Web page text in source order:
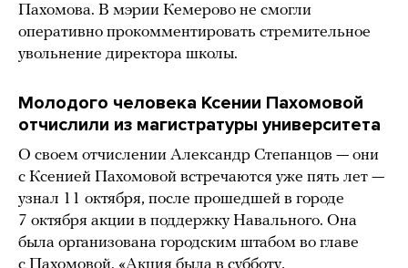
Пахомова. В мэрии Кемерово не смогли
оперативно прокомментировать стремительное
увольнение директора школы.
Молодого человека Ксении Пахомовой
отчислили из магистратуры университета
О своем отчислении Александр Степанцов — они
с Ксенией Пахомовой встречаются уже пять лет —
узнал 11 октября, после прошедшей в городе
7 октября акции в поддержку Навального. Она
была организована городским штабом во главе